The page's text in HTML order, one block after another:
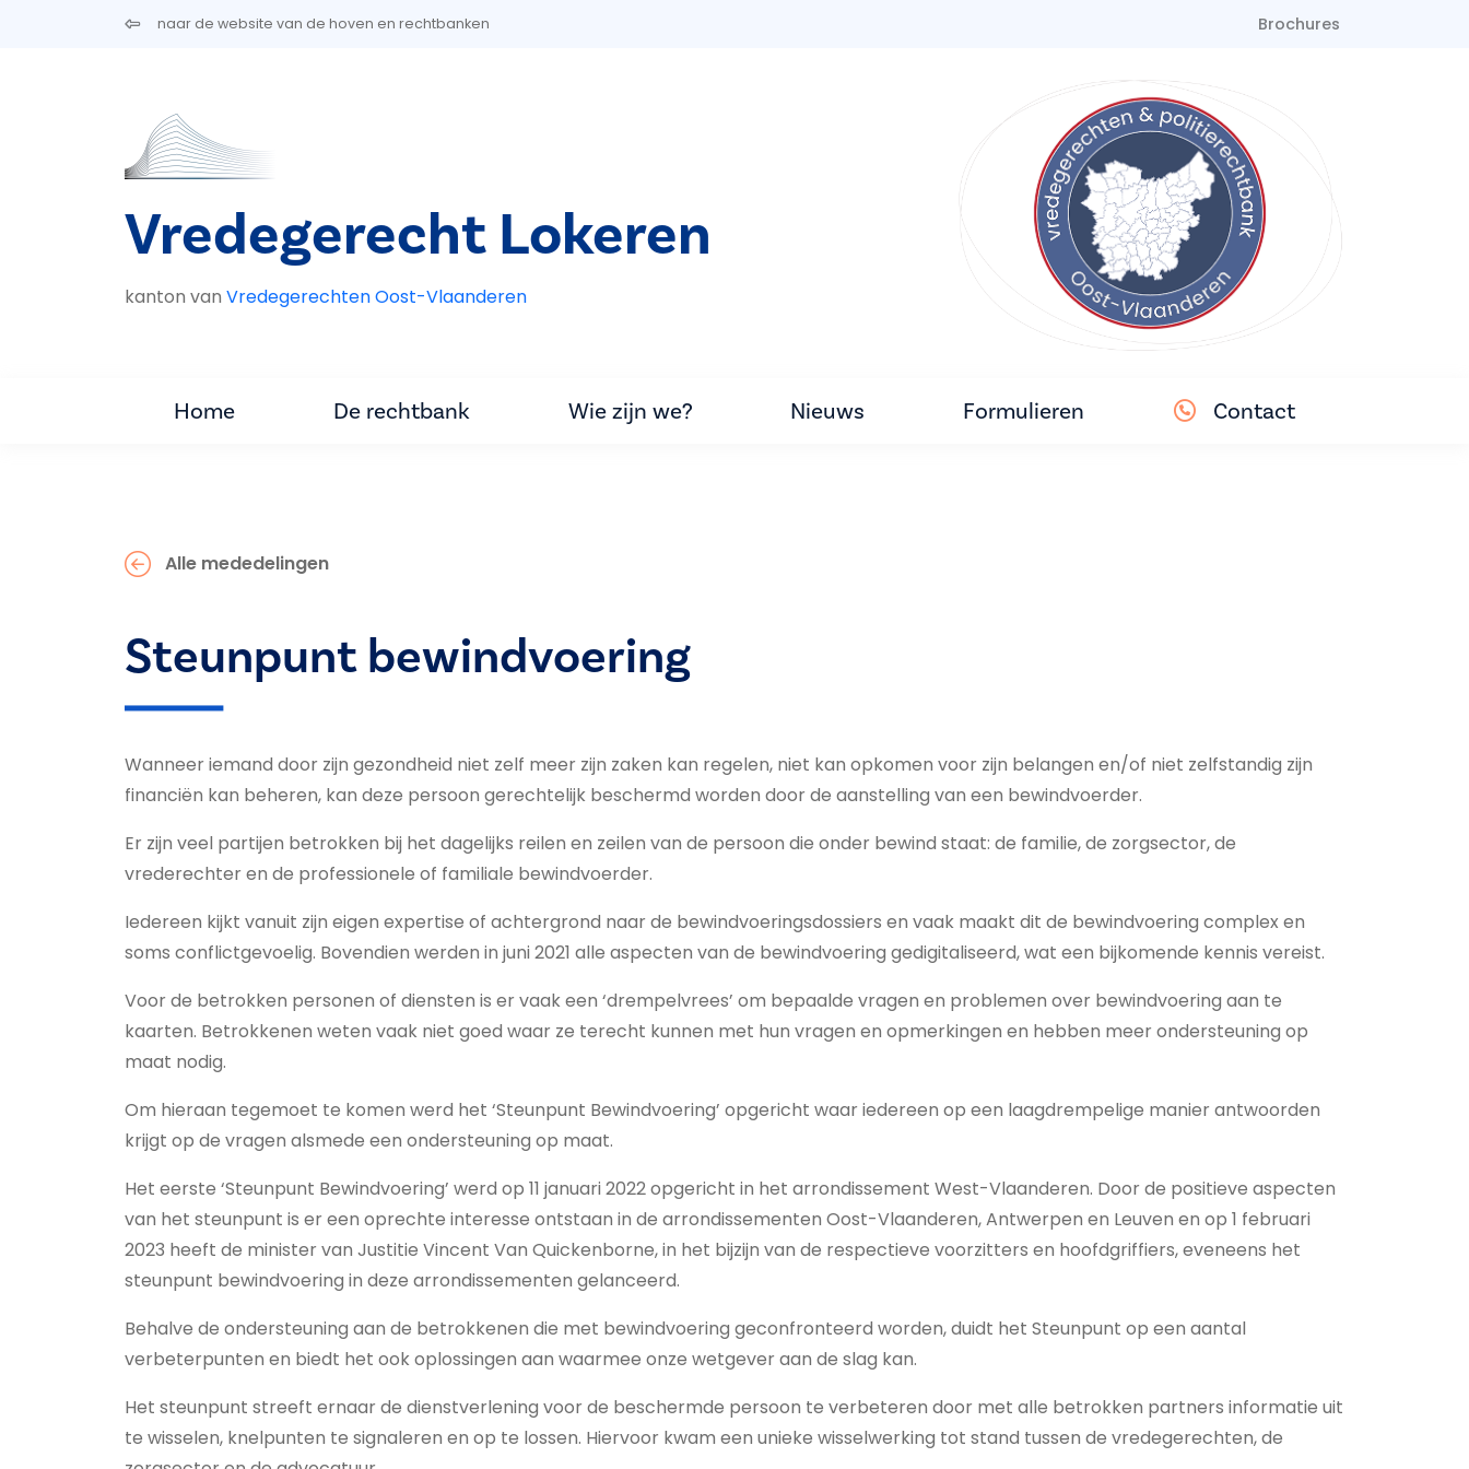
Overslaan en naar de inhoud gaannaar de website van de hoven en rechtbanken Brochures
Vredegerecht Lokeren
kanton van Vredegerechten Oost-Vlaanderen
Home De rechtbank Wie zijn we? Nieuws Formulieren Contact
Alle mededelingen
Steunpunt bewindvoering
Wanneer iemand door zijn gezondheid niet zelf meer zijn zaken kan regelen, niet kan opkomen voor zijn belangen en/of niet zelfstandig zijn
financiën kan beheren, kan deze persoon gerechtelijk beschermd worden door de aanstelling van een bewindvoerder.
Er zijn veel partijen betrokken bij het dagelijks reilen en zeilen van de persoon die onder bewind staat: de familie, de zorgsector, de
vrederechter en de professionele of familiale bewindvoerder.
Iedereen kijkt vanuit zijn eigen expertise of achtergrond naar de bewindvoeringsdossiers en vaak maakt dit de bewindvoering complex en
soms conflictgevoelig. Bovendien werden in juni 2021 alle aspecten van de bewindvoering gedigitaliseerd, wat een bijkomende kennis vereist.
Voor de betrokken personen of diensten is er vaak een ‘drempelvrees’ om bepaalde vragen en problemen over bewindvoering aan te
kaarten. Betrokkenen weten vaak niet goed waar ze terecht kunnen met hun vragen en opmerkingen en hebben meer ondersteuning op
maat nodig.
Om hieraan tegemoet te komen werd het ‘Steunpunt Bewindvoering’ opgericht waar iedereen op een laagdrempelige manier antwoorden
krijgt op de vragen alsmede een ondersteuning op maat.
Het eerste ‘Steunpunt Bewindvoering’ werd op 11 januari 2022 opgericht in het arrondissement West-Vlaanderen. Door de positieve aspecten
van het steunpunt is er een oprechte interesse ontstaan in de arrondissementen Oost-Vlaanderen, Antwerpen en Leuven en op 1 februari
2023 heeft de minister van Justitie Vincent Van Quickenborne, in het bijzijn van de respectieve voorzitters en hoofdgriffiers, eveneens het
steunpunt bewindvoering in deze arrondissementen gelanceerd.
Behalve de ondersteuning aan de betrokkenen die met bewindvoering geconfronteerd worden, duidt het Steunpunt op een aantal
verbeterpunten en biedt het ook oplossingen aan waarmee onze wetgever aan de slag kan.
Het steunpunt streeft ernaar de dienstverlening voor de beschermde persoon te verbeteren door met alle betrokken partners informatie uit
te wisselen, knelpunten te signaleren en op te lossen. Hiervoor kwam een unieke wisselwerking tot stand tussen de vredegerechten, de